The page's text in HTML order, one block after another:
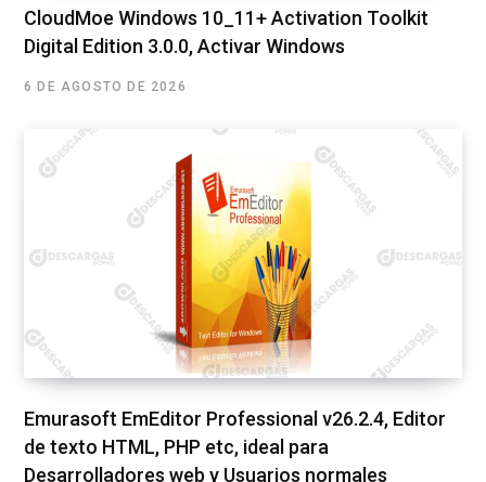
CloudMoe Windows 10_11+ Activation Toolkit
Digital Edition 3.0.0, Activar Windows
6 DE AGOSTO DE 2026
Emurasoft EmEditor Professional v26.2.4, Editor
de texto HTML, PHP etc, ideal para
Desarrolladores web y Usuarios normales